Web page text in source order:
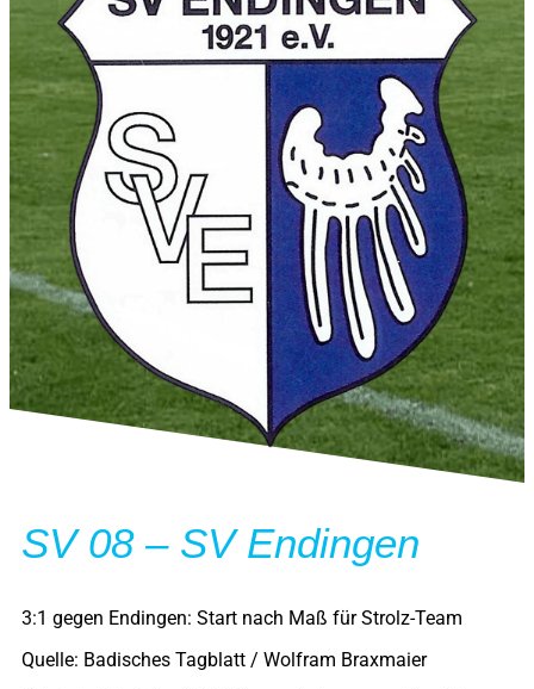
SV 08 – SV Endingen
3:1 gegen Endingen: Start nach Maß für Strolz-Team
Quelle: Badisches Tagblatt / Wolfram Braxmaier